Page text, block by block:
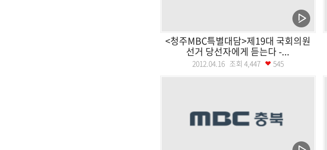
<청주MBC특별대담>제19대 국회의원
선거 당선자에게 듣는다 -...
2012.04.16 조회 4,447 545